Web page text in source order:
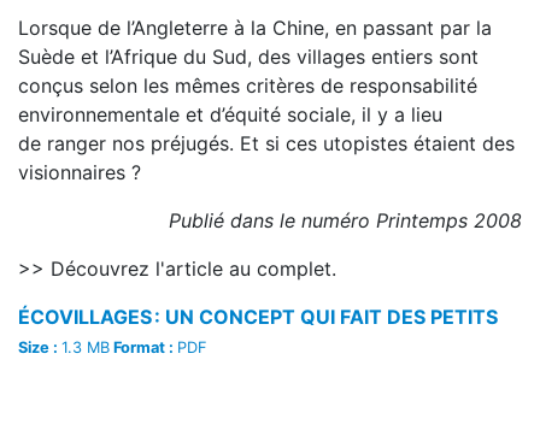
Lorsque de l’Angleterre à la Chine, en passant par la
Suède et l’Afrique du Sud, des villages entiers sont
conçus selon les mêmes critères de responsabilité
environnementale et d’équité sociale, il y a lieu
de ranger nos préjugés. Et si ces utopistes étaient des
visionnaires ?
Publié dans le numéro Printemps 2008
>> Découvrez l'article au complet.
ÉCOVILLAGES : UN CONCEPT QUI FAIT DES PETITS
Size : 1.3 MB Format : PDF